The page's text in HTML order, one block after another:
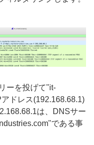
ーを投げて"it-
アドレス(192.168.68.1)
は、 DNSサー
である事